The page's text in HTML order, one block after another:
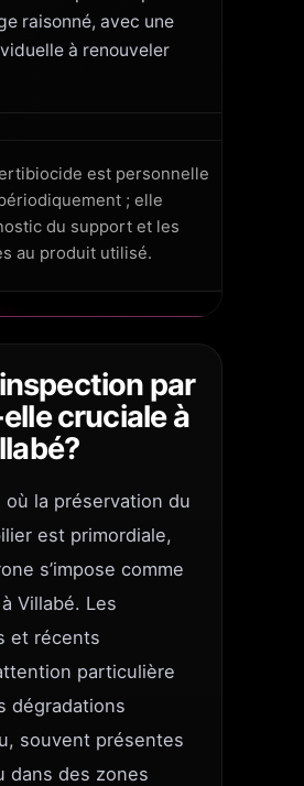
raisonné, avec une
à renouveler
est personnelle
; elle
du support et les
au produit utilisé.
par
cruciale à
la préservation du
est primordiale,
s’impose comme
Villabé. Les
et récents
particulière
dégradations
souvent présentes
dans des zones